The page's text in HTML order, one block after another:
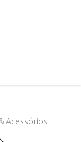
Acessórios